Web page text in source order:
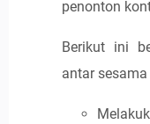
penonton
Berikut ini
antar